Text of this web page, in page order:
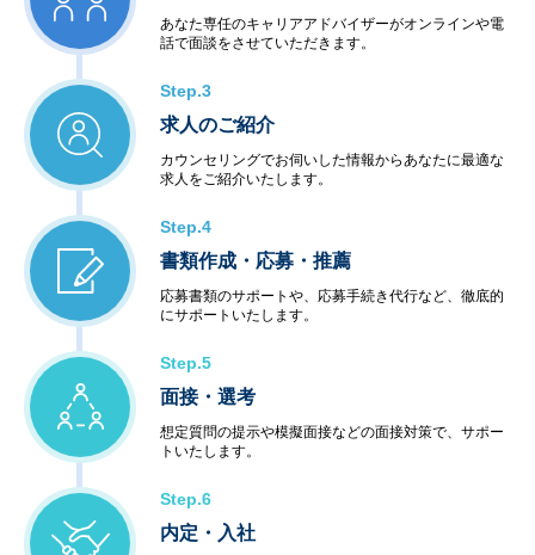
あなた専任のキャリアアドバイザーがオンラインや電
話で面談をさせていただきます。
Step.3
求人のご紹介
カウンセリングでお伺いした情報からあなたに最適な
求人をご紹介いたします。
Step.4
書類作成・応募・推薦
応募書類のサポートや、応募手続き代行など、徹底的
にサポートいたします。
Step.5
面接・選考
想定質問の提示や模擬面接などの面接対策で、サポー
トいたします。
Step.6
内定・入社